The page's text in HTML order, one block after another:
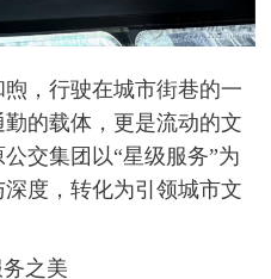
，行驶在城市街巷的一
的载体，更是流动的文
交集团以“星级服务”为
度，转化为引领城市文
之美